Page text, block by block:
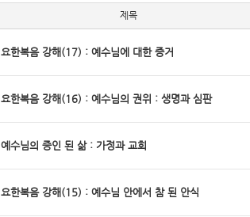
제목
요한복음 강해(17) : 예수님에 대한 증거
요한복음 강해(16) : 예수님의 권위 : 생명과 심판
예수님의 증인 된 삶 : 가정과 교회
요한복음 강해(15) : 예수님 안에서 참 된 안식